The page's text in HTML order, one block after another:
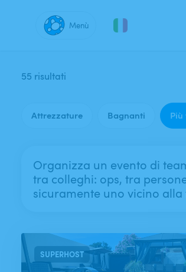
Menù
55 risultati
Attrezzature Bagnanti Più
Organizza un evento di
tra colleghi: ops, tra
sicuramente uno vicino
SUPERHOST